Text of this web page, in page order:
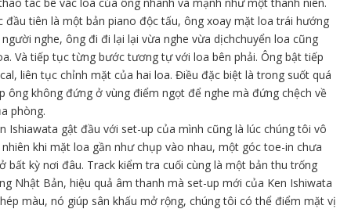
đầu tiên là một bản piano độc tấu, ông xoay mặt loa trái hướng
nghe, ông đi đi lại lại vừa nghe vừa dịchchuyển loa cũng
Và tiếp tục từng bước tương tự với loa bên phải. Ông bật tiếp
liên tục chỉnh mặt của hai loa. Điều đặc biệt là trong suốt quá
ông không đứng ở vùng điểm ngọt để nghe mà đứng chệch về
phòng.
Ishiawata gật đầu với set-up của mình cũng là lúc chúng tôi vô
nhiên khi mặt loa gần như chụp vào nhau, một góc toe-in chưa
bất kỳ nơi đâu. Track kiểm tra cuối cùng là một bản thu trống
Nhật Bản, hiệu quả âm thanh mà set-up mới của Ken Ishiwata
màu, nó giúp sân khấu mở rộng, chúng tôi có thể điểm mặt vị